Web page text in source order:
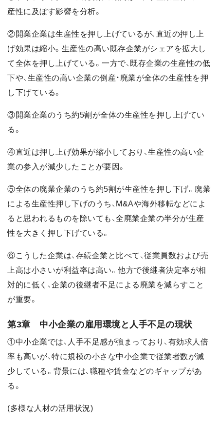
産性に及ぼす影響を分析。
②開業企業は生産性を押し上げているが、直近の押し上
げ効果は縮小。生産性の高い既存企業がシェアを拡大し
て全体を押し上げている。一方で、既存企業の生産性の低
下や、生産性の高い企業の倒産・廃業が全体の生産性を押
し下げている。
③開業企業のうち約5割が全体の生産性を押し上げてい
る。
④直近は押し上げ効果が縮小しており、生産性の高い企
業の参入が減少したことが要因。
⑤全体の廃業企業のうち約5割が生産性を押し下げ。廃業
による生産性押し下げのうち、M&Aや海外移転などによ
ると思われるものを除いても、全廃業企業の半分が生産
性を大きく押し下げている。
⑥こうした企業は、存続企業と比べて、従業員数および売
上高は小さいが利益率は高い。他方で後継者決定率が相
対的に低く、企業の後継者不足による廃業を減らすこと
が重要。
第3章 中小企業の雇用環境と人手不足の現状
①中小企業では、人手不足感が強まっており、有効求人倍
率も高いが、特に規模の小さな中小企業で従業者数が減
少している。背景には、職種や賃金などのギャップがあ
る。
(多様な人材の活用状況)